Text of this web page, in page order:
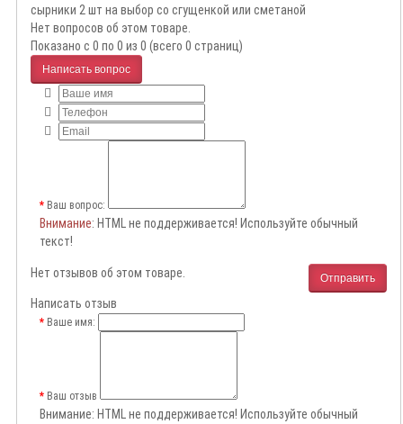
сырники 2 шт на выбор со сгущенкой или сметаной
Нет вопросов об этом товаре.
Показано с 0 по 0 из 0 (всего 0 страниц)
Написать вопрос
Ваш вопрос:
Внимание: HTML не поддерживается! Используйте обычный
текст!
Отправить
Нет отзывов об этом товаре.
Написать отзыв
Ваше имя:
Ваш отзыв
Внимание: HTML не поддерживается! Используйте обычный